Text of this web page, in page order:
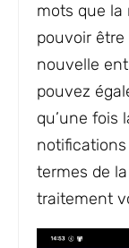
mots que
pouvoir
nouvelle
pouvez
qu’une fois
termes de
traitement